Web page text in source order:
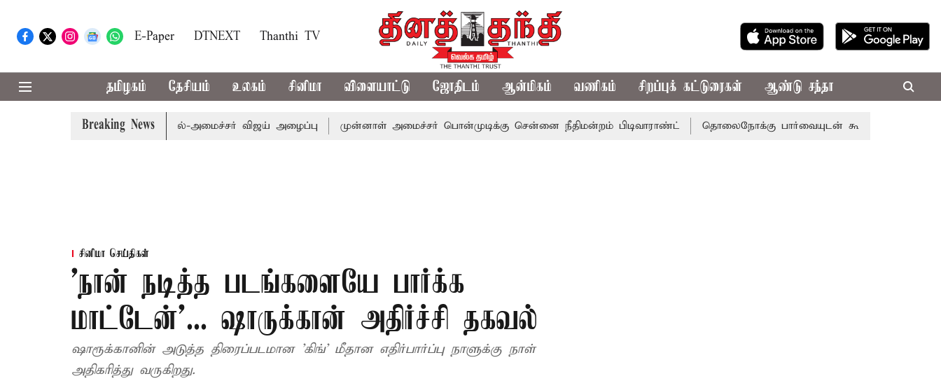
E-Paper DTNEXT Thanthi TV
தமிழகம் தேசியம் உலகம் சினிமா விளையாட்டு ஜோதிடம் ஆன்மிகம் வணிகம் சிறப்புக் கட்டுரைகள் ஆண்டு சந்தா
Breaking News
கூட்டத்துக்கு முதல்-அமைச்சர் விஜய் அழைப்பு முன்னாள் அமைச்சர் பொன்முடிக்கு சென்னை நீதிமன்றம் பிடிவாராண்ட் தொலைநோக்கு பார்வையுடன் கூடிய வேளாண் பட்ஜெட்:
சினிமா செய்திகள்
’நான் நடித்த படங்களையே பார்க்க
மாட்டேன்’... ஷாருக்கான் அதிர்ச்சி தகவல்
ஷாரூக்கானின் அடுத்த திரைப்படமான ’கிங்’ மீதான எதிர்பார்ப்பு நாளுக்கு நாள்
அதிகரித்து வருகிறது.